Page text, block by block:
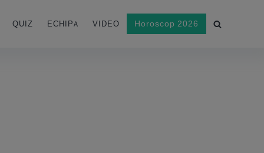
QUIZ ECHIPA VIDEO Horoscop 2026